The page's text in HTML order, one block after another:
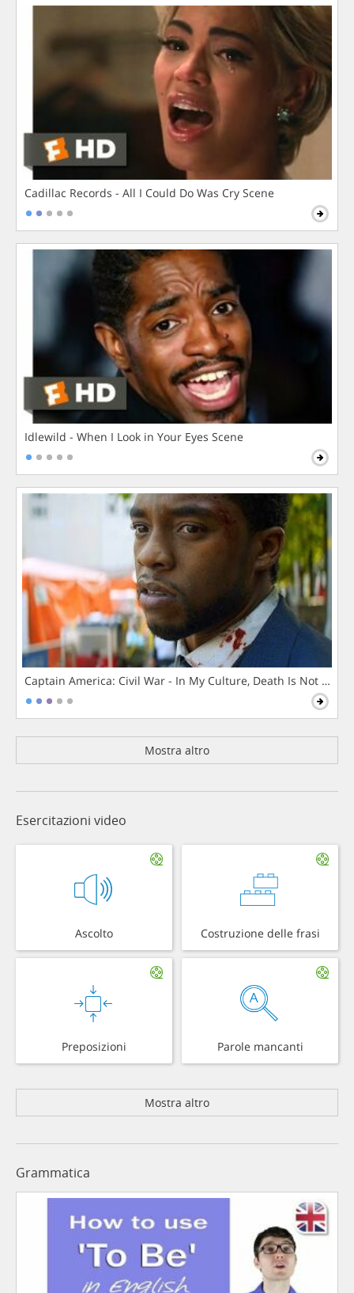
Cadillac Records - All I Could Do Was Cry Scene
Idlewild - When I Look in Your Eyes Scene
Captain America: Civil War - In My Culture, Death Is Not The
Mostra altro
Esercitazioni video
Ascolto Costruzione delle frasi
Preposizioni Parole mancanti
Mostra altro
Grammatica